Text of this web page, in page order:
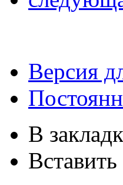
Версия
В
Вставить